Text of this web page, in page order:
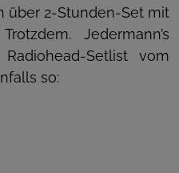
über 2-Stunden-Set mit
Jedermann’s
Setlist vom
so: